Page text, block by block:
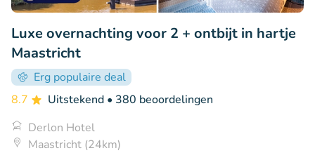
Luxe overnachting voor 2 + ontbijt in hartje
Maastricht
Erg populaire deal
8.7
Uitstekend • 380 beoordelingen
Derlon Hotel
Maastricht (24km)